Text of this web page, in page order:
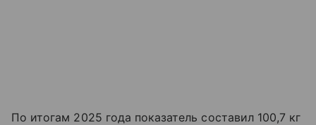
По итогам 2025 года показатель составил 100,7 кг